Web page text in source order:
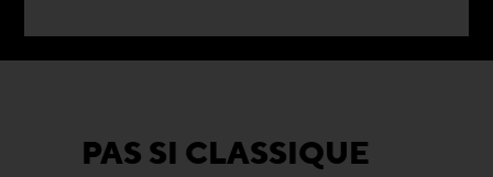
PAS SI CLASSIQUE